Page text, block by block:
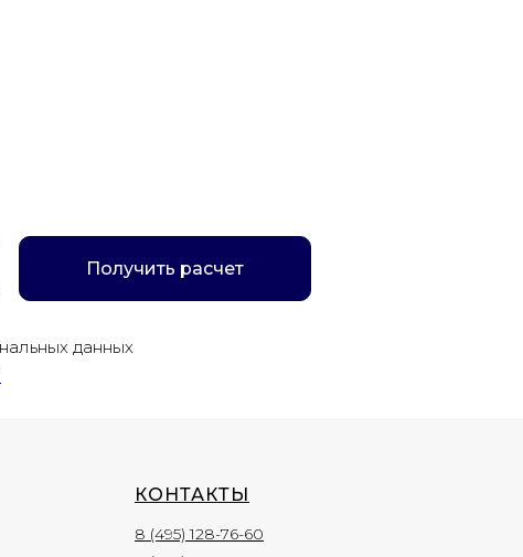
Получить расчет
данных
КОНТАКТЫ
8 (495) 128-76-60